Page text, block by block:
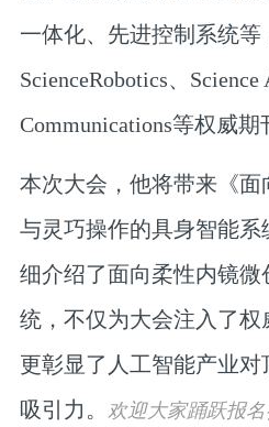
一体化、先进控制系统等
ScienceRobotics、Science
Communications等权威期
本次大会，他将带来《面
与灵巧操作的具身智能
细介绍了面向柔性内镜
统，不仅为大会注入了权
更彰显了人工智能产业
吸引力。
欢迎大家踊跃报名